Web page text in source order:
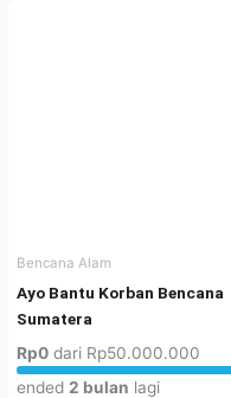
Bencana Alam
Ayo Bantu Korban Bencana
Sumatera
Rp0 dari Rp50.000.000
ended 2 bulan lagi